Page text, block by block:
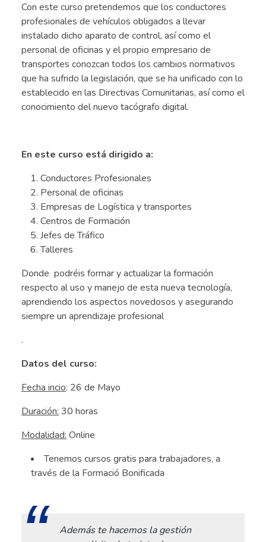
Con este curso pretendemos que los conductores
profesionales de vehículos obligados a llevar
instalado dicho aparato de control, así como el
personal de oficinas y el propio empresario de
transportes conozcan todos los cambios normativos
que ha sufrido la legislación, que se ha unificado con lo
establecido en las Directivas Comunitarias, así como el
conocimiento del nuevo tacógrafo digital.
En este curso está dirigido a:
Conductores Profesionales
Personal de oficinas
Empresas de Logística y transportes
Centros de Formación
Jefes de Tráfico
Talleres
Donde podréis formar y actualizar la formación
respecto al uso y manejo de esta nueva tecnología,
aprendiendo los aspectos novedosos y asegurando
siempre un aprendizaje profesional
.
Datos del curso:
Fecha incio: 26 de Mayo
Duración: 30 horas
Modalidad: Online
Tenemos cursos gratis para trabajadores, a
través de la Formació Bonificada
Además te hacemos la gestión